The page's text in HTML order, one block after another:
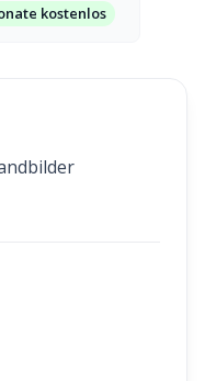
kostenlos